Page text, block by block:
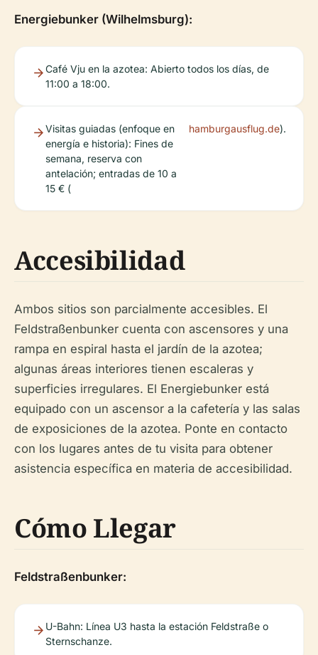
Energiebunker (Wilhelmsburg):
Café Vju en la azotea: Abierto todos los días, de
11:00 a 18:00.
Visitas guiadas (enfoque en
energía e historia): Fines de
semana, reserva con
antelación; entradas de 10 a
15 € (
hamburgausflug.de).
Accesibilidad
Ambos sitios son parcialmente accesibles. El
Feldstraßenbunker cuenta con ascensores y una
rampa en espiral hasta el jardín de la azotea;
algunas áreas interiores tienen escaleras y
superficies irregulares. El Energiebunker está
equipado con un ascensor a la cafetería y las salas
de exposiciones de la azotea. Ponte en contacto
con los lugares antes de tu visita para obtener
asistencia específica en materia de accesibilidad.
Cómo Llegar
Feldstraßenbunker:
U-Bahn: Línea U3 hasta la estación Feldstraße o
Sternschanze.